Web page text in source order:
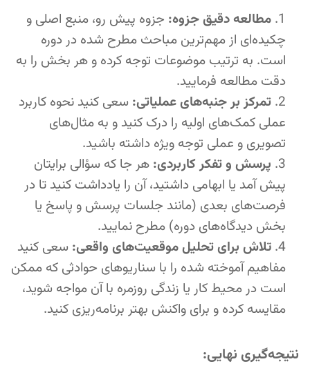
مطالعه دقیق جزوه: جزوه پیش رو، منبع اصلی و
چکیده‌ای از مهم‌ترین مباحث مطرح شده در دوره
است. به ترتیب موضوعات توجه کرده و هر بخش را به
دقت مطالعه فرمایید.
تمرکز بر جنبه‌های عملیاتی: سعی کنید نحوه کاربرد
عملی کمک‌های اولیه را درک کنید و به مثال‌های
تصویری و عملی توجه ویژه داشته باشید.
پرسش و تفکر کاربردی: هر جا که سؤالی برایتان
پیش آمد یا ابهامی داشتید، آن را یادداشت کنید تا در
فرصت‌های بعدی (مانند جلسات پرسش و پاسخ یا
بخش دیدگاه‌های دوره) مطرح نمایید.
تلاش برای تحلیل موقعیت‌های واقعی: سعی کنید
مفاهیم آموخته شده را با سناریوهای حوادثی که ممکن
است در محیط کار یا زندگی روزمره با آن مواجه شوید،
مقایسه کرده و برای واکنش بهتر برنامه‌ریزی کنید.
نتیجه‌گیری نهایی: